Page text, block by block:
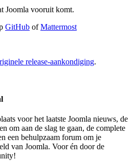
Joomla vooruit komt.
GitHub ofMattermost
release-aankondiging.
voor het laatste Joomla nieuws, de
om aan de slag te gaan, de complete
een behulpzaam forum om je
van Joomla. Voor én door de